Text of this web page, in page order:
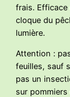
frais.
cloque du
lumière.
Attention :
feuilles, sauf
pas un
sur